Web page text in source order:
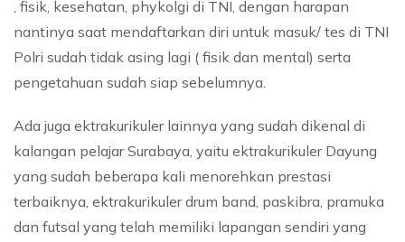
, fisik, kesehatan, phykolgi di TNI, dengan harapan
nantinya saat mendaftarkan diri untuk masuk/ tes di TNI
Polri sudah tidak asing lagi ( fisik dan mental) serta
pengetahuan sudah siap sebelumnya.
Ada juga ektrakurikuler lainnya yang sudah dikenal di
kalangan pelajar Surabaya, yaitu ektrakurikuler Dayung
yang sudah beberapa kali menorehkan prestasi
terbaiknya, ektrakurikuler drum band, paskibra, pramuka
dan futsal yang telah memiliki lapangan sendiri yang